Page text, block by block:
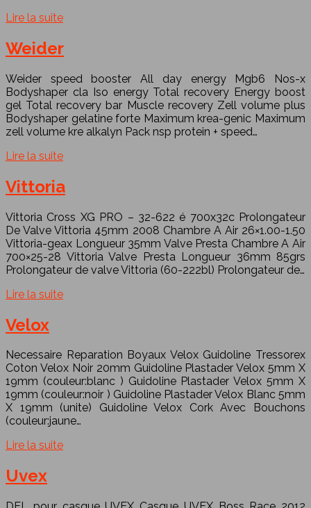
Lire la suite
Weider
Weider speed booster All day energy Mgb6 Nos-x
Bodyshaper cla Iso energy Total recovery Energy boost
gel Total recovery bar Muscle recovery Zell volume plus
Bodyshaper gelatine forte Maximum krea-genic Maximum
zell volume kre alkalyn Pack nsp protein + speed…
Lire la suite
Vittoria
Vittoria Cross XG PRO – 32-622 é 700x32c Prolongateur
De Valve Vittoria 45mm 2008 Chambre A Air 26×1.00-1.50
Vittoria-geax Longueur 35mm Valve Presta Chambre A Air
700×25-28 Vittoria Valve Presta Longueur 36mm 85grs
Prolongateur de valve Vittoria (60-222bl) Prolongateur de…
Lire la suite
Velox
Necessaire Reparation Boyaux Velox Guidoline Tressorex
Coton Velox Noir 20mm Guidoline Plastader Velox 5mm X
19mm (couleur:blanc ) Guidoline Plastader Velox 5mm X
19mm (couleur:noir ) Guidoline Plastader Velox Blanc 5mm
X 19mm (unite) Guidoline Velox Cork Avec Bouchons
(couleur:jaune…
Lire la suite
Uvex